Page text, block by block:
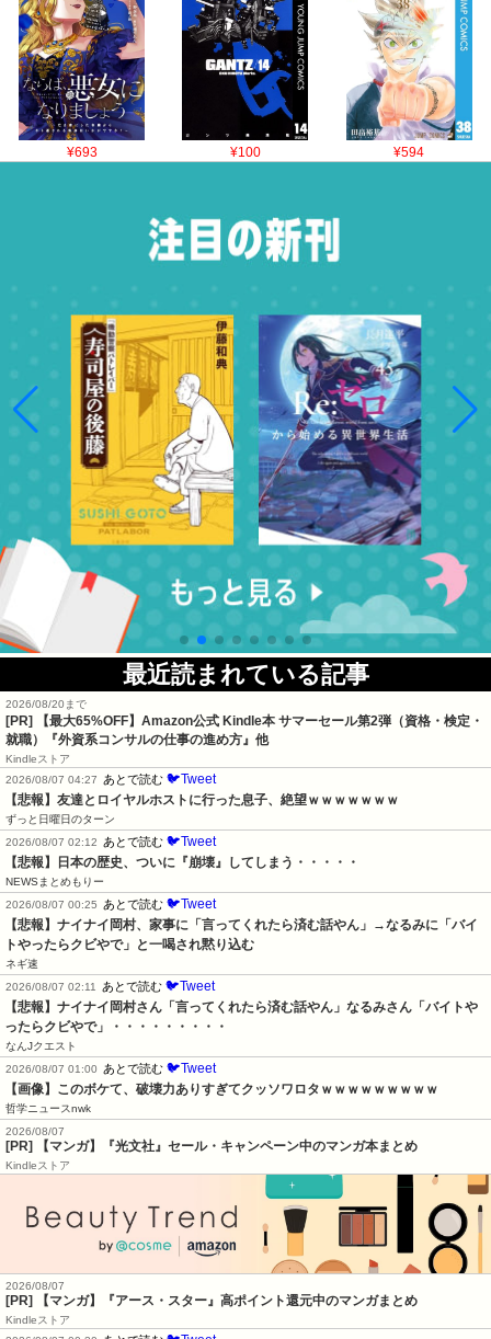
¥693 ¥100 ¥594
最近読まれている記事
2026/08/20まで
[PR]
【最大65%OFF】Amazon公式 Kindle本 サマーセール第2弾（資格・検定・
就職）『外資系コンサルの仕事の進め方』他
Kindleストア
2026/08/07 04:27
あとで読む 🐦Tweet
【悲報】友達とロイヤルホストに行った息子、絶望ｗｗｗｗｗｗｗ
ずっと日曜日のターン
2026/08/07 02:12
あとで読む 🐦Tweet
【悲報】日本の歴史、ついに『崩壊』してしまう・・・・・
NEWSまとめもりー
2026/08/07 00:25
あとで読む 🐦Tweet
【悲報】ナイナイ岡村、家事に「言ってくれたら済む話やん」→なるみに「バイ
トやったらクビやで」と一喝され黙り込む
ネギ速
2026/08/07 02:11
あとで読む 🐦Tweet
【悲報】ナイナイ岡村さん「言ってくれたら済む話やん」なるみさん「バイトや
ったらクビやで」・・・・・・・・・
なんJクエスト
2026/08/07 01:00
あとで読む 🐦Tweet
【画像】このボケて、破壊力ありすぎてクッソワロタｗｗｗｗｗｗｗｗｗ
哲学ニュースnwk
2026/08/07
[PR] 【マンガ】『光文社』セール・キャンペーン中のマンガ本まとめ
Kindleストア
2026/08/07
[PR] 【マンガ】『アース・スター』高ポイント還元中のマンガまとめ
Kindleストア